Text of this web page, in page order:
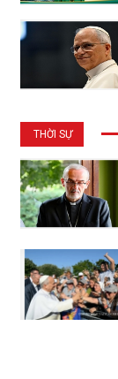
THỜI SỰ